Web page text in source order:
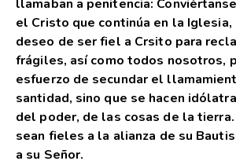
llamaban a penitencia:
el Cristo que continúa en la
deseo de ser fiel a Crsito para
frágiles, así como todos nosotros,
esfuerzo de secundar el
santidad, sino que se hacen
del poder, de las cosas de la
sean fieles a la alianza de su
a su Señor.